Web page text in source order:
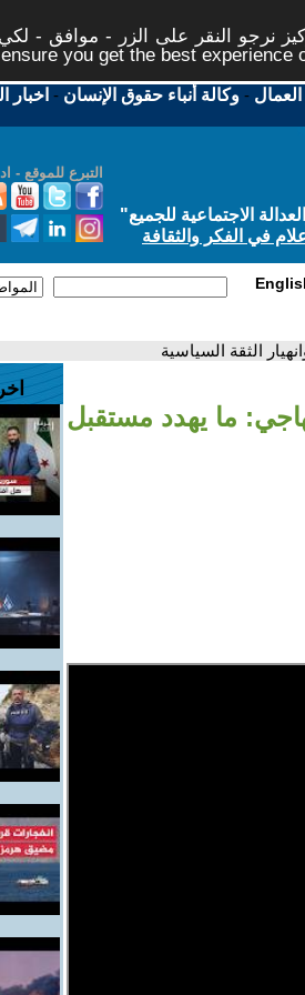
نرجو النقر على الزر - موافق -
you get the best experience
العمال -وكالة أنباء حقوق الإنسان - اخبار
التبرع للموقع -
الاجتماعية للجميع"
في الفكر والثقافة
الثقة السياسية
ما يهدد مستقبل